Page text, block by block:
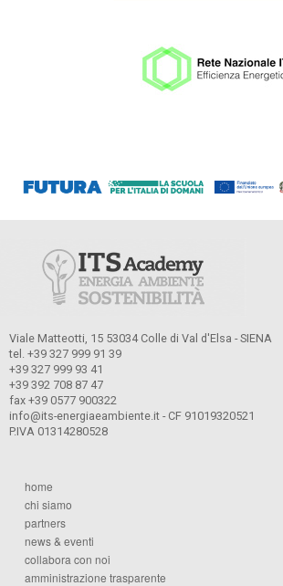
Viale Matteotti, 15 53034 Colle di Val d'Elsa - SIENA
tel. +39 327 999 91 39
+39 327 999 93 41
+39 392 708 87 47
fax +39 0577 900322
info@its-energiaeambiente.it - CF 91019320521
P.IVA 01314280528
home
chi siamo
partners
news & eventi
collabora con noi
amministrazione trasparente